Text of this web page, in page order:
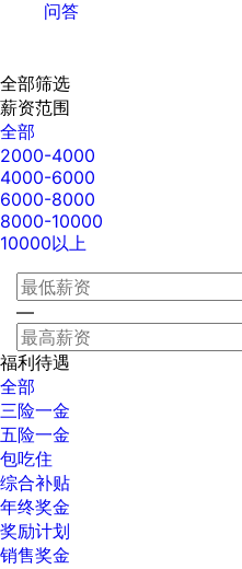
问答
全部筛选
薪资范围
全部
2000-4000
4000-6000
6000-8000
8000-10000
10000以上
—
福利待遇
全部
三险一金
五险一金
包吃住
综合补贴
年终奖金
奖励计划
销售奖金